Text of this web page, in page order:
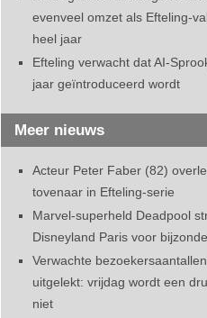
evenveel omzet als Efteling-
heel jaar
Efteling verwacht dat AI-
jaar geïntroduceerd wordt
Meer nieuws
Acteur Peter Faber (82)
tovenaar in Efteling-serie
Marvel-superheld Deadpool
Disneyland Paris voor
Verwachte
uitgelekt: vrijdag wordt een
niet